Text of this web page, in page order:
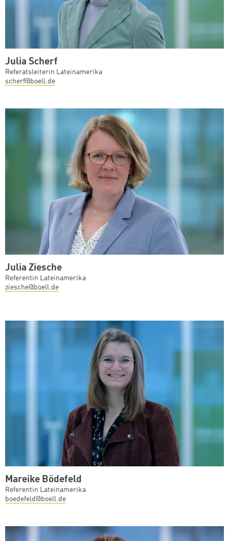
Julia Scherf
Referatsleiterin Lateinamerika
scherf@boell.de
Julia Ziesche
Referentin Lateinamerika
ziesche@boell.de
Mareike Bödefeld
Referentin Lateinamerika
boedefeld@boell.de